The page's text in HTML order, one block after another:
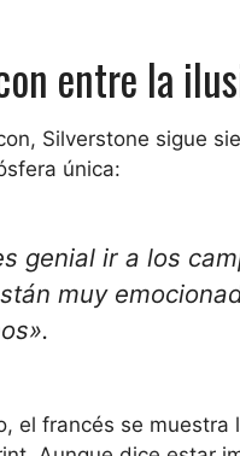
entre la
Silverstone sigue
única:
genial ir a los
muy
el francés se